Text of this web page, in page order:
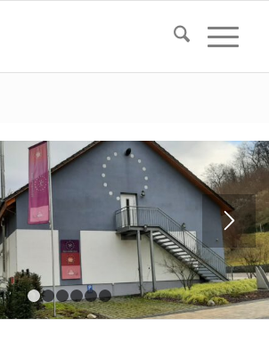
1 2 3 4 5 6